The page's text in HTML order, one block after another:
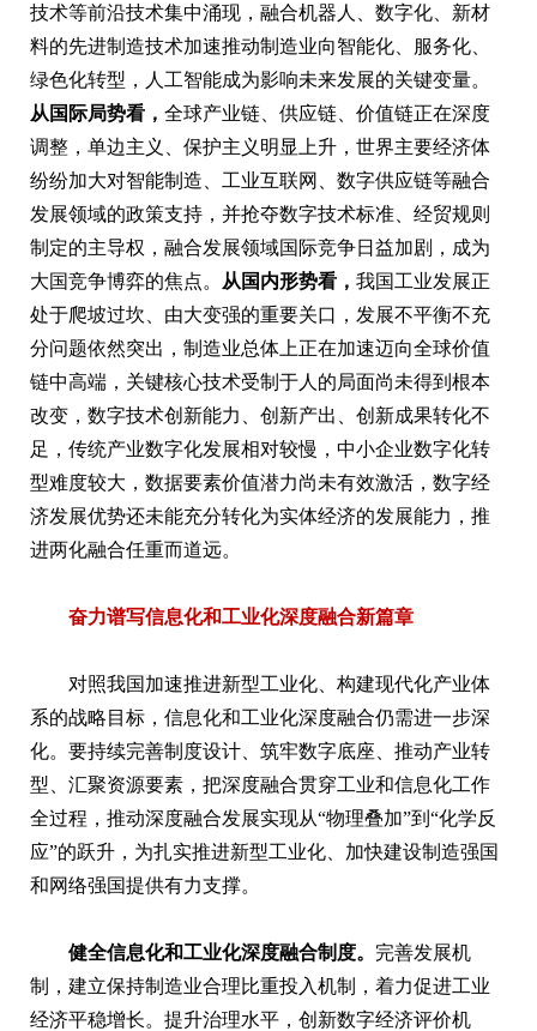
技术等前沿技术集中涌现，融合机器人、数字化、新材
料的先进制造技术加速推动制造业向智能化、服务化、
绿色化转型，人工智能成为影响未来发展的关键变量。
从国际局势看， 全球产业链、供应链、价值链正在深度
调整，单边主义、保护主义明显上升，世界主要经济体
纷纷加大对智能制造、工业互联网、数字供应链等融合
发展领域的政策支持，并抢夺数字技术标准、经贸规则
制定的主导权，融合发展领域国际竞争日益加剧，成为
大国竞争博弈的焦点。
从国内形势看， 我国工业发展正
处于爬坡过坎、由大变强的重要关口，发展不平衡不充
分问题依然突出，制造业总体上正在加速迈向全球价值
链中高端，关键核心技术受制于人的局面尚未得到根本
改变，数字技术创新能力、创新产出、创新成果转化不
足，传统产业数字化发展相对较慢，中小企业数字化转
型难度较大，数据要素价值潜力尚未有效激活，数字经
济发展优势还未能充分转化为实体经济的发展能力，推
进两化融合任重而道远。
奋力谱写信息化和工业化深度融合新篇章
对照我国加速推进新型工业化、构建现代化产业体
系的战略目标，信息化和工业化深度融合仍需进一步深
化。要持续完善制度设计、筑牢数字底座、推动产业转
型、汇聚资源要素，把深度融合贯穿工业和信息化工作
全过程，推动深度融合发展实现从“物理叠加”到“化学反
应”的跃升，为扎实推进新型工业化、加快建设制造强国
和网络强国提供有力支撑。
健全信息化和工业化深度融合制度。 完善发展机
制，建立保持制造业合理比重投入机制，着力促进工业
经济平稳增长。提升治理水平，创新数字经济评价机